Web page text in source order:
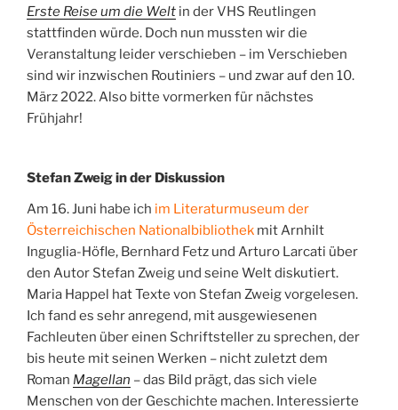
Erste Reise um die Welt in der VHS Reutlingen
stattfinden würde. Doch nun mussten wir die
Veranstaltung leider verschieben – im Verschieben
sind wir inzwischen Routiniers – und zwar auf den 10.
März 2022. Also bitte vormerken für nächstes
Frühjahr!
Stefan Zweig in der Diskussion
Am 16. Juni habe ich im Literaturmuseum der
Österreichischen Nationalbibliothek mit Arnhilt
Inguglia-Höfle, Bernhard Fetz und Arturo Larcati über
den Autor Stefan Zweig und seine Welt diskutiert.
Maria Happel hat Texte von Stefan Zweig vorgelesen.
Ich fand es sehr anregend, mit ausgewiesenen
Fachleuten über einen Schriftsteller zu sprechen, der
bis heute mit seinen Werken – nicht zuletzt dem
Roman Magellan – das Bild prägt, das sich viele
Menschen von der Geschichte machen. Interessierte